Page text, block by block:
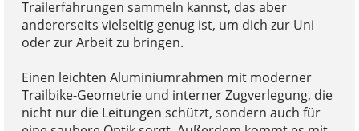
Trailerfahrungen sammeln kannst, das aber
andererseits vielseitig genug ist, um dich zur Uni
oder zur Arbeit zu bringen.
Einen leichten Aluminiumrahmen mit moderner
Trailbike-Geometrie und interner Zugverlegung, die
nicht nur die Leitungen schützt, sondern auch für